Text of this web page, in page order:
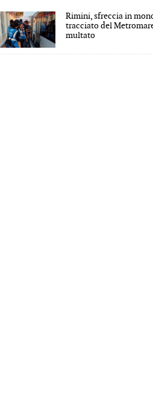
Rimini, sfreccia in
tracciato del
multato